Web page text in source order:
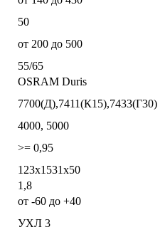
50
от 200 до 500
55/65
OSRAM Duris
7700(Д),7411(К15),7433(Г30)
4000, 5000
>= 0,95
123х1531х50
1,8
от -60 до +40
УХЛ 3